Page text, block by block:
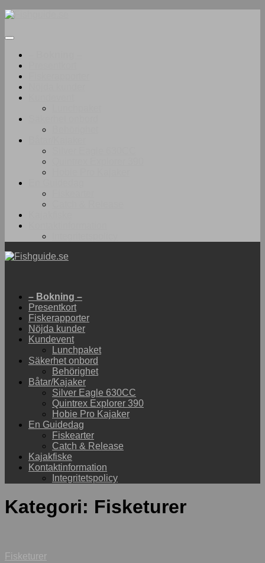
Under
– Bokning –
Presentkort
Fiskerapporter
Nöjda kunder
Kundevent
Lunchpaket
Säkerhet onbord
Behörighet
Båtar/Kajaker
Silver Eagle 630CC
Quintrex Explorer 390
Hobie Pro Kajaker
En Guidedag
Fiskearter
Catch & Release
Kajakfiske
Kontaktinformation
Integritetspolicy
Kategori: Fisketurer
Fisketurer